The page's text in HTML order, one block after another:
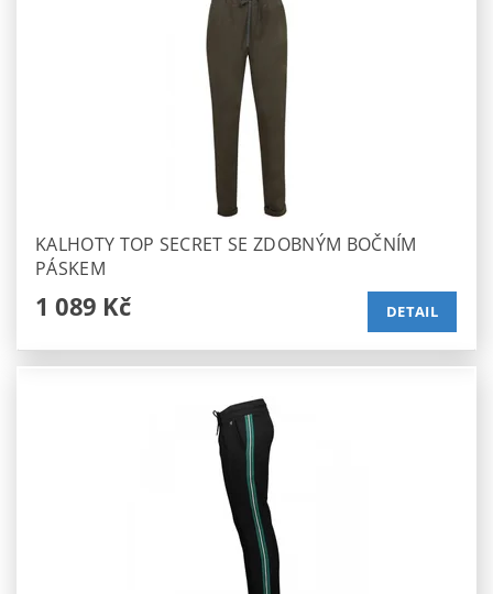
KALHOTY TOP SECRET SE ZDOBNÝM BOČNÍM
PÁSKEM
1 089 Kč DETAIL